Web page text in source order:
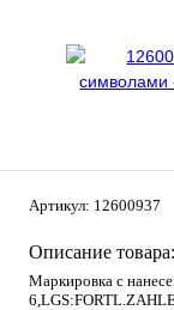
Артикул: 12600937
Описание товара:
Маркировка с